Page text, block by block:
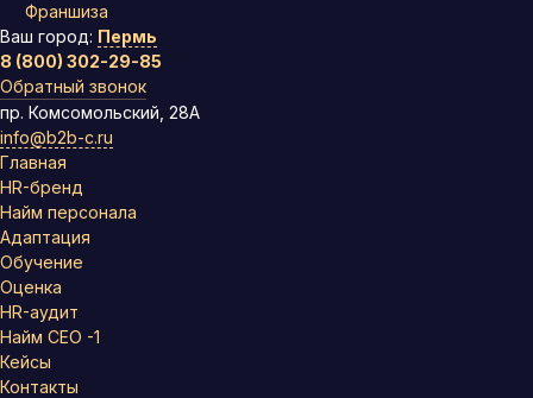
Франшиза
Ваш город: Пермь
8 (800) 302-29-85
Обратный звонок
пр. Комсомольский, 28А
info@b2b-c.ru
Главная
HR-бренд
Найм персонала
Адаптация
Обучение
Оценка
HR-аудит
Найм СЕО -1
Кейсы
Контакты